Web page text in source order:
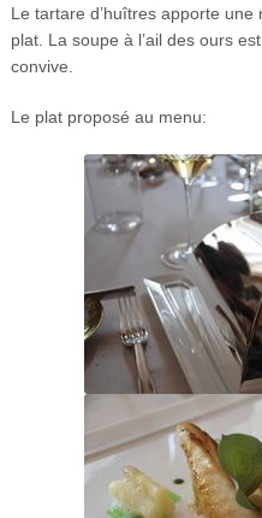
Le tartare d’huîtres apporte
plat. La soupe à l’ail des ours
convive.
Le plat proposé au menu: